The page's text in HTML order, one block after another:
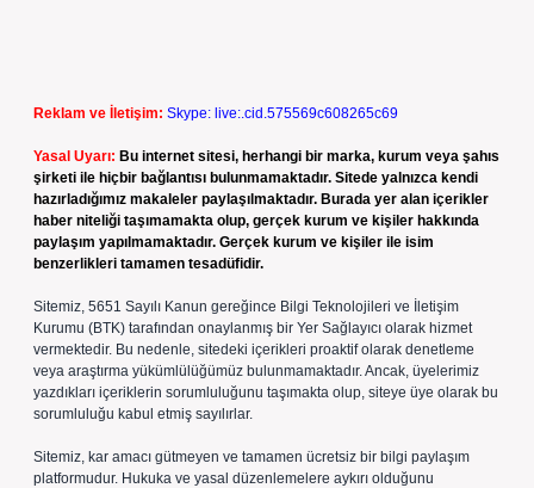
Reklam ve İletişim: Skype: live:.cid.575569c608265c69
Yasal Uyarı: Bu internet sitesi, herhangi bir marka, kurum veya şahıs
şirketi ile hiçbir bağlantısı bulunmamaktadır. Sitede yalnızca kendi
hazırladığımız makaleler paylaşılmaktadır. Burada yer alan içerikler
haber niteliği taşımamakta olup, gerçek kurum ve kişiler hakkında
paylaşım yapılmamaktadır. Gerçek kurum ve kişiler ile isim
benzerlikleri tamamen tesadüfidir.
Sitemiz, 5651 Sayılı Kanun gereğince Bilgi Teknolojileri ve İletişim
Kurumu (BTK) tarafından onaylanmış bir Yer Sağlayıcı olarak hizmet
vermektedir. Bu nedenle, sitedeki içerikleri proaktif olarak denetleme
veya araştırma yükümlülüğümüz bulunmamaktadır. Ancak, üyelerimiz
yazdıkları içeriklerin sorumluluğunu taşımakta olup, siteye üye olarak bu
sorumluluğu kabul etmiş sayılırlar.
Sitemiz, kar amacı gütmeyen ve tamamen ücretsiz bir bilgi paylaşım
platformudur. Hukuka ve yasal düzenlemelere aykırı olduğunu